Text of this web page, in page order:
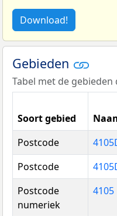
Download!
Gebieden
Tabel met de gebieden
Soort gebied
Postcode
Postcode
Postcode
numeriek
4105